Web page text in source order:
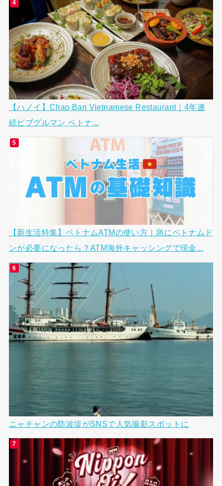
【ハノイ】Chao Ban Vietnamese Restaurant｜4年連
続ビブグルマン ベトナ...
【新生活特集】ベトナムATMの使い方｜急にベトナムド
ンが必要になったら？ATM海外キャッシングで現金...
ニャチャンの防波堤がSNSで人気撮影スポットに